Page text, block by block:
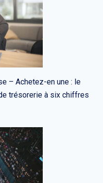
– Achetez-en une : le
trésorerie à six chiffres